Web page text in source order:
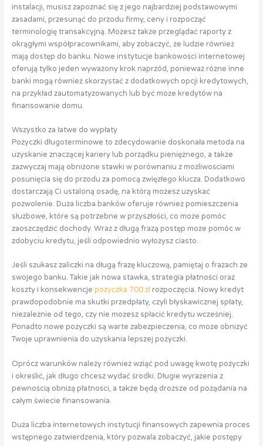
instalacji, musisz zapoznać się z jego najbardziej podstawowymi
zasadami, przesunąć do przodu firmy, ceny i rozpocząć
terminologię transakcyjną. Możesz także przeglądać raporty z
okrągłymi współpracownikami, aby zobaczyć, że ludzie również
mają dostęp do banku. Nowe instytucje bankowości internetowej
oferują tylko jeden wyważony krok naprzód, ponieważ różne inne
banki mogą również skorzystać z dodatkowych opcji kredytowych,
na przykład zautomatyzowanych lub być może kredytów na
finansowanie domu.
Wszystko za łatwe do wypłaty
Pożyczki długoterminowe to zdecydowanie doskonała metoda na
uzyskanie znaczącej kariery lub porządku pieniężnego, a także
zazwyczaj mają obniżone stawki w porównaniu z możliwościami
posunięcia się do przodu za pomocą zwięzłego klucza. Dodatkowo
dostarczają Ci ustaloną osadę, na którą możesz uzyskać
pozwolenie. Duża liczba banków oferuje również pomieszczenia
służbowe, które są potrzebne w przyszłości, co może pomóc
zaoszczędzić dochody. Wraz z długą frazą postęp może pomóc w
zdobyciu kredytu, jeśli odpowiednio wyłożysz ciasto.
Jeśli szukasz zaliczki na długą frazę kluczową, pamiętaj o frazach ze
swojego banku. Takie jak nowa stawka, strategia płatności oraz
koszty i konsekwencje pozyczka 700 zl rozpoczęcia. Nowy kredyt
prawdopodobnie ma skutki przedpłaty, czyli błyskawicznej spłaty,
niezależnie od tego, czy nie możesz spłacić kredytu wcześniej.
Ponadto nowe pożyczki są warte zabezpieczenia, co może obniżyć
Twoje uprawnienia do uzyskania lepszej pożyczki.
Oprócz warunków należy również wziąć pod uwagę kwotę pożyczki
i określić, jak długo chcesz wydać środki. Długie wyrażenia z
pewnością obniżą płatności, a także będą droższe od pożądania na
całym świecie finansowania.
Duża liczba internetowych instytucji finansowych zapewnia proces
wstępnego zatwierdzenia, który pozwala zobaczyć, jakie postępy